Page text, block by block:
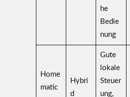
he
Bedie
nung
Home
matic
Hybri
d
Gute
lokale
Steuer
ung,